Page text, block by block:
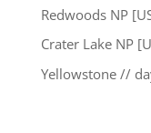
Redwoods NP
Crater Lake NP
Yellowstone //